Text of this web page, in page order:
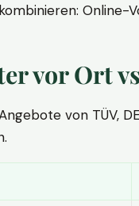
vor Ort
von TÜV,